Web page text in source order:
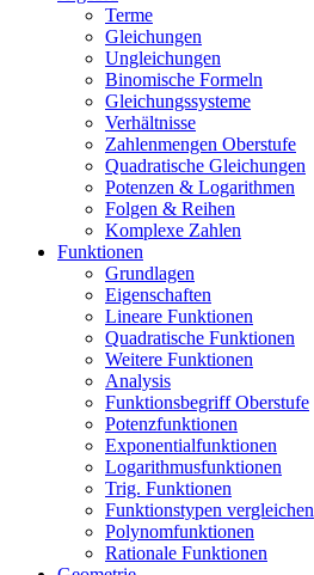
Terme
Gleichungen
Ungleichungen
Binomische Formeln
Gleichungssysteme
Verhältnisse
Zahlenmengen Oberstufe
Quadratische Gleichungen
Potenzen & Logarithmen
Folgen & Reihen
Komplexe Zahlen
Funktionen
Grundlagen
Eigenschaften
Lineare Funktionen
Quadratische Funktionen
Weitere Funktionen
Analysis
Funktionsbegriff Oberstufe
Potenzfunktionen
Exponentialfunktionen
Logarithmusfunktionen
Trig. Funktionen
Funktionstypen vergleichen
Polynomfunktionen
Rationale Funktionen